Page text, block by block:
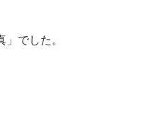
でした。